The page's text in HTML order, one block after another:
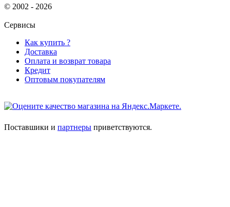
© 2002 - 2026
Сервисы
Как купить ?
Доставка
Оплата и возврат товара
Кредит
Оптовым покупателям
Поставшики и партнеры приветствуются.